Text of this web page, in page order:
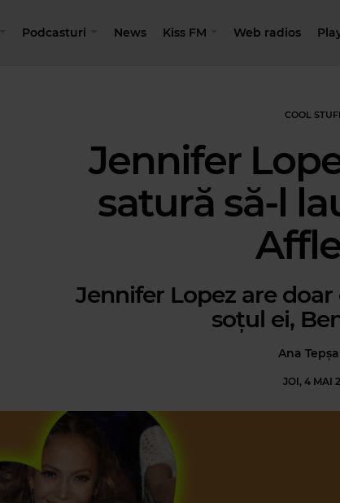
Podcasturi News Kiss FM Web radios
COOL
Jennifer
satură să-l
Jennifer Lopez are
soțul ei,
Ana
JOI, 4 MAI